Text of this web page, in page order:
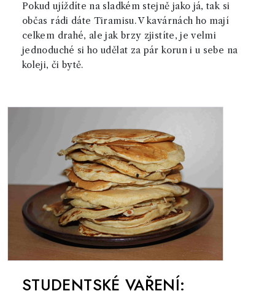
Pokud ujíždíte na sladkém stejně jako já, tak si
občas rádi dáte Tiramisu. V kavárnách ho mají
celkem drahé, ale jak brzy zjistíte, je velmi
jednoduché si ho udělat za pár korun i u sebe na
koleji, či bytě.
STUDENTSKÉ VAŘENÍ: